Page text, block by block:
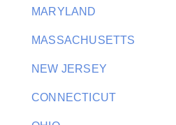
MARYLAND
MASSACHUSETTS
NEW JERSEY
CONNECTICUT